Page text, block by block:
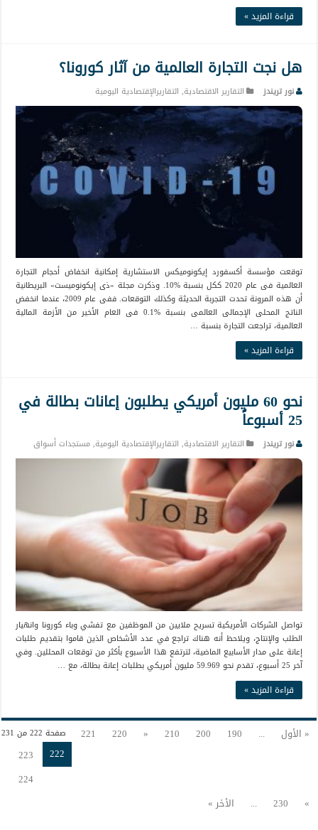
قراءة المزيد »
هل نجت التجارة العالمية من آثار كورونا؟
نور تريندز التقارير الاقتصادية, التقاريرالإقتصادية اليومية
توقعت مؤسسة أكسفورد إيكونوميكس الاستشارية إمكانية انخفاض أحجام التجارة
العالمية فى عام 2020 ككل بنسبة %10. وذكرت مجلة «ذى إيكونوميست» البريطانية
أن هذه المرونة تحدت التجربة الحديثة وكذلك التوقعات. ففى عام 2009، عندما انخفض
الناتج المحلى الإجمالى العالمى بنسبة %0.1 فى العام الأخير من الأزمة المالية
العالمية، تراجعت التجارة بنسبة …
قراءة المزيد »
نحو 60 مليون أمريكي يطلبون إعانات بطالة في
25 أسبوعاً
نور تريندز التقارير الاقتصادية, التقاريرالإقتصادية اليومية,مستجدات أسواق
تواصل الشركات الأمريكية تسريح ملايين من الموظفين مع تفشي وباء كورونا وانهيار
الطلب والإنتاج، ويلاحظ أنه هناك تراجع في عدد الأشخاص الذين قاموا بتقديم طلبات
إعانة على مدار الأسابيع الماضية، لترتفع هذا الأسبوع بأكثر من توقعات المحللين. وفي
آخر 25 أسبوع، تقدم نحو 59.969 مليون أمريكي بطلبات إعانة بطالة، مع …
قراءة المزيد »
صفحة 222 من 231 « الأول ...
190
200
210
«
220
221
222
223
224
»
230
... الأخر »